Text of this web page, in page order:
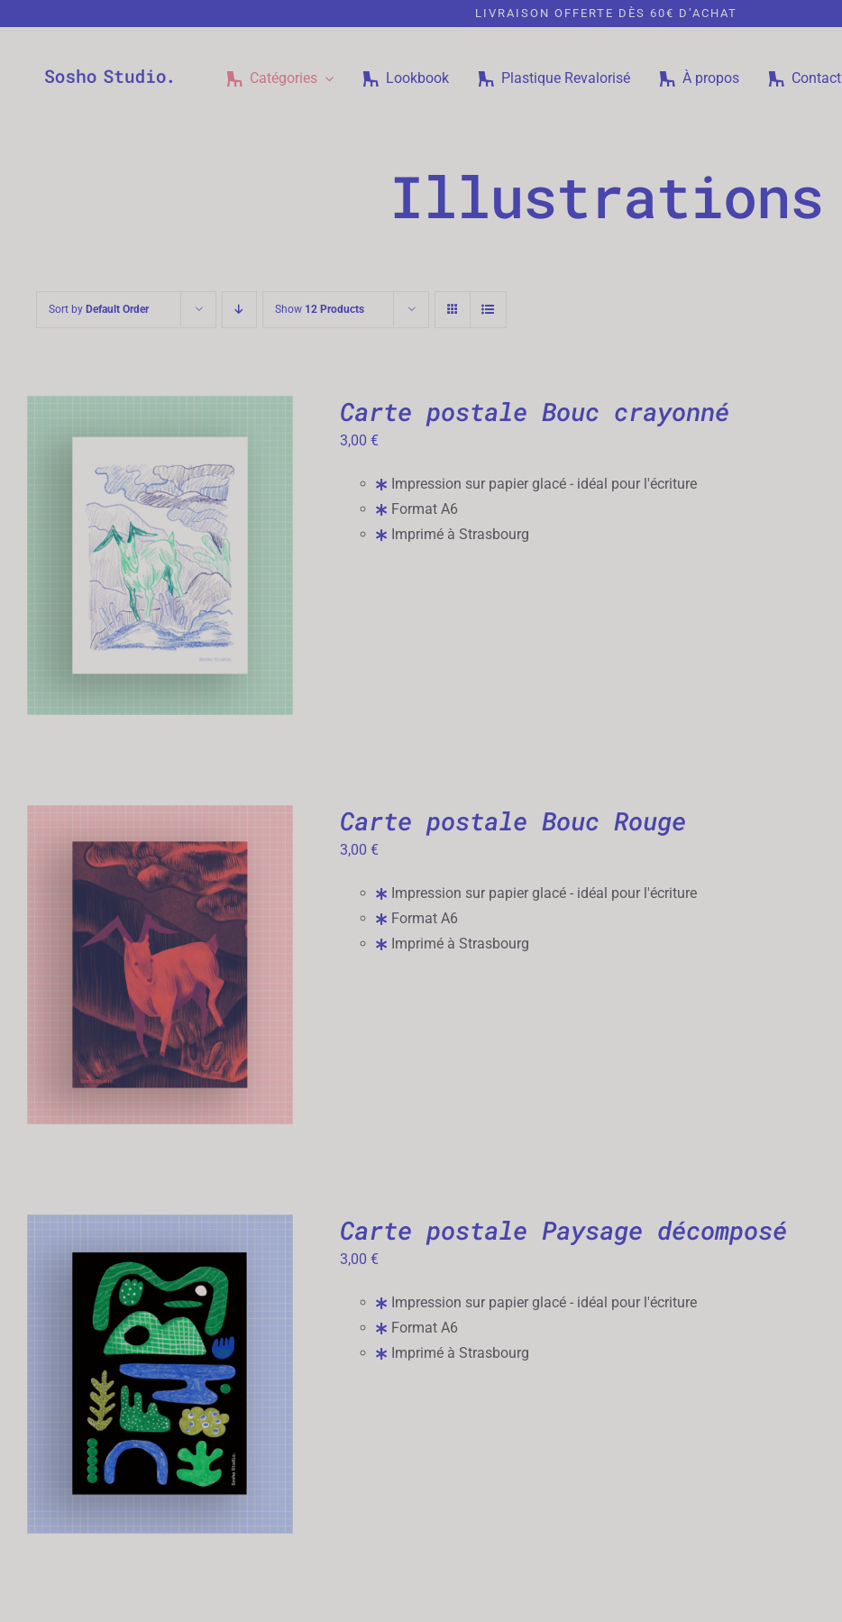
LIVRAISON OFFERTE DÈS 60€ D’ACHAT
Catégories Lookbook Plastique Revalorisé À propos Contact
Illustrations
Sort by Default Order Show 12 Products
AJOUTER AU PANIER / APERÇU
Carte postale Bouc crayonné
3,00 €
Impression sur papier glacé - idéal pour l'écriture
Format A6
Imprimé à Strasbourg
AJOUTER AU PANIER APERÇU
Carte postale Bouc Rouge
3,00 €
Impression sur papier glacé - idéal pour l'écriture
Format A6
Imprimé à Strasbourg
AJOUTER AU PANIER / APERÇU
Carte postale Paysage décomposé
3,00 €
Impression sur papier glacé - idéal pour l'écriture
Format A6
Imprimé à Strasbourg